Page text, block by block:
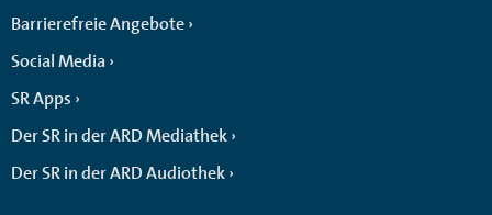
Barrierefreie Angebote
Social Media
SR Apps
Der SR in der ARD Mediathek
Der SR in der ARD Audiothek